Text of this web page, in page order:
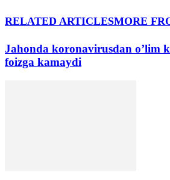
RELATED ARTICLESMORE
Jahonda koronavirusdan o’lim
foizga kamaydi